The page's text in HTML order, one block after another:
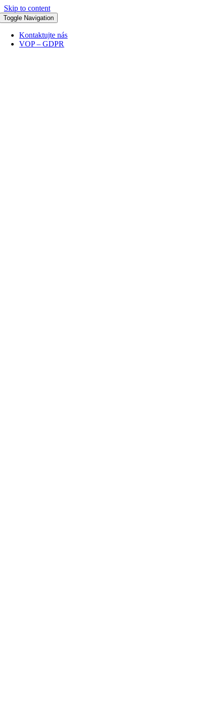
Skip to content
Toggle Navigation
Kontaktujte nás
VOP – GDPR